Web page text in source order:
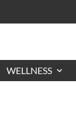
WELLNESS